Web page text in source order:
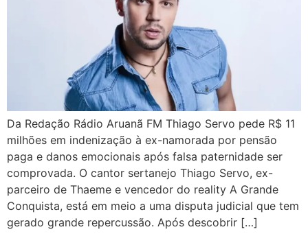
Da Redação Rádio Aruanã FM Thiago Servo pede R$ 11
milhões em indenização à ex-namorada por pensão
paga e danos emocionais após falsa paternidade ser
comprovada. O cantor sertanejo Thiago Servo, ex-
parceiro de Thaeme e vencedor do reality A Grande
Conquista, está em meio a uma disputa judicial que tem
gerado grande repercussão. Após descobrir […]